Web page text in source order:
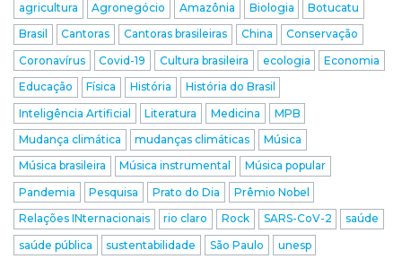
agricultura Agronegócio Amazônia Biologia
Botucatu
Brasil
Cantoras Cantoras brasileiras China
Conservação
Coronavírus
Covid-19 Cultura brasileira ecologia
Economia
Educação
Física História
História do Brasil
Inteligência Artificial
Literatura Medicina
MPB
Mudança climática
mudanças climáticas
Música
Música brasileira
Música instrumental
Música popular
Pandemia
Pesquisa Prato do Dia
Prêmio Nobel
Relações INternacionais
rio claro Rock SARS-CoV-2
saúde
saúde pública
sustentabilidade São Paulo
unesp